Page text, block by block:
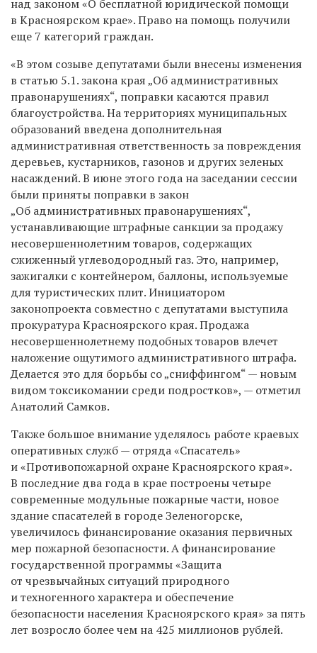
над законом «О бесплатной юридической помощи
в Красноярском крае». Право на помощь получили
еще 7 категорий граждан.
«В этом созыве депутатами были внесены изменения
в статью 5.1. закона края „Об административных
правонарушениях“, поправки касаются правил
благоустройства. На территориях муниципальных
образований введена дополнительная
административная ответственность за повреждения
деревьев, кустарников, газонов и других зеленых
насаждений. В июне этого года на заседании сессии
были приняты поправки в закон
„Об административных правонарушениях“,
устанавливающие штрафные санкции за продажу
несовершеннолетним товаров, содержащих
сжиженный углеводородный газ. Это, например,
зажигалки с контейнером, баллоны, используемые
для туристических плит. Инициатором
законопроекта совместно с депутатами выступила
прокуратура Красноярского края. Продажа
несовершеннолетнему подобных товаров влечет
наложение ощутимого административного штрафа.
Делается это для борьбы со „сниффингом“ — новым
видом токсикомании среди подростков», — отметил
Анатолий Самков.
Также большое внимание уделялось работе краевых
оперативных служб — отряда «Спасатель»
и «Противопожарной охране Красноярского края».
В последние два года в крае построены четыре
современные модульные пожарные части, новое
здание спасателей в городе Зеленогорске,
увеличилось финансирование оказания первичных
мер пожарной безопасности. А финансирование
государственной программы «Защита
от чрезвычайных ситуаций природного
и техногенного характера и обеспечение
безопасности населения Красноярского края» за пять
лет возросло более чем на 425 миллионов рублей.